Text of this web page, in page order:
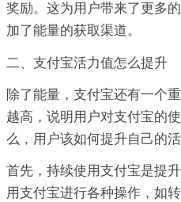
奖励。这为用户带来了更多
加了能量的获取渠道。
二、支付宝活力值怎么提升
除了能量，支付宝还有一个
越高，说明用户对支付宝的
么，用户该如何提升自己的
首先，持续使用支付宝是提
用支付宝进行各种操作，如